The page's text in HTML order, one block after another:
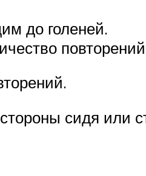
до голеней.
повторений
сидя или